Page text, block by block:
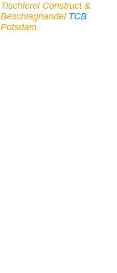
Tischlerei Construct &
Beschlaghandel TCB
Potsdam